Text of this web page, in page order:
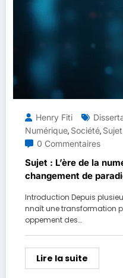
Henry Fiti
Numérique, Société,
0 Commentaires
Sujet : L’ère de la
changement de
Introduction Depuis
nnaît une transformation
oppement des…
Lire la suite